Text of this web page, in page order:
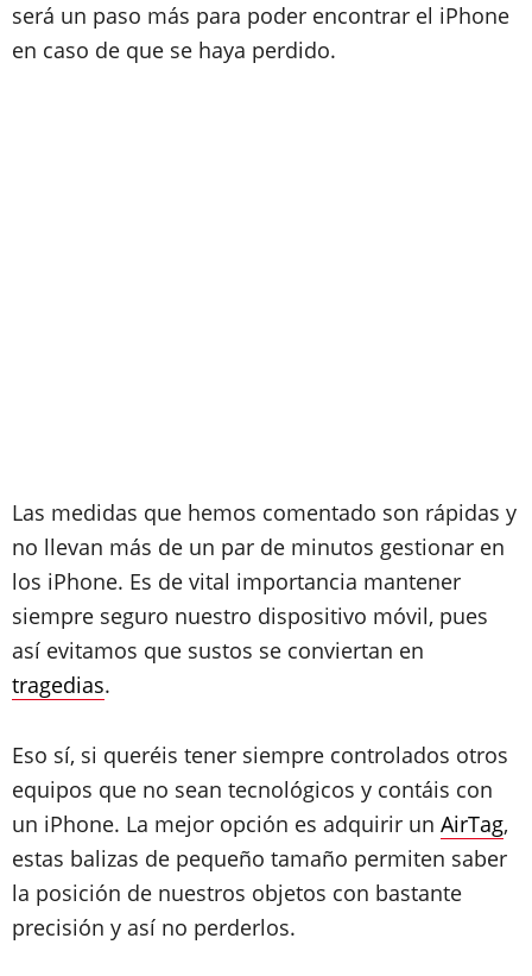
será un paso más para poder encontrar el iPhone
en caso de que se haya perdido.
Las medidas que hemos comentado son rápidas y
no llevan más de un par de minutos gestionar en
los iPhone. Es de vital importancia mantener
siempre seguro nuestro dispositivo móvil, pues
así evitamos que sustos se conviertan en
tragedias.
Eso sí, si queréis tener siempre controlados otros
equipos que no sean tecnológicos y contáis con
un iPhone. La mejor opción es adquirir un AirTag,
estas balizas de pequeño tamaño permiten saber
la posición de nuestros objetos con bastante
precisión y así no perderlos.